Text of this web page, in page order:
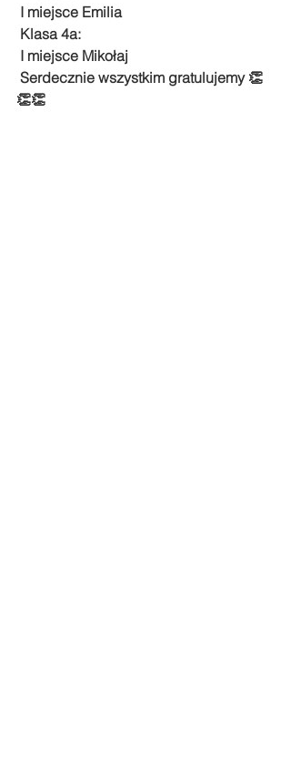
I miejsce Emilia
Klasa 4a:
I miejsce Mikołaj
👏👏